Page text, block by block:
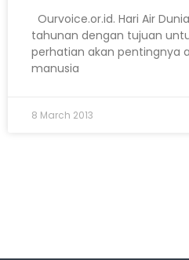
Ourvoice.or.id. Hari Air
tahunan dengan tujuan
perhatian akan pentingnya
manusia
8 March 2013